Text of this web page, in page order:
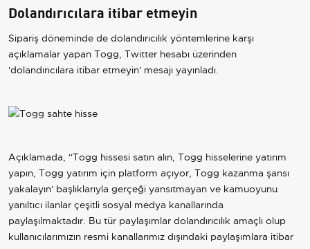
Dolandırıcılara itibar etmeyin
Sipariş döneminde de dolandırıcılık yöntemlerine karşı
açıklamalar yapan Togg, Twitter hesabı üzerinden
'dolandırıcılara itibar etmeyin' mesajı yayınladı.
Açıklamada, ''Togg hissesi satın alın, Togg hisselerine yatırım
yapın, Togg yatırım için platform açıyor, Togg kazanma şansı
yakalayın' başlıklarıyla gerçeği yansıtmayan ve kamuoyunu
yanıltıcı ilanlar çeşitli sosyal medya kanallarında
paylaşılmaktadır. Bu tür paylaşımlar dolandırıcılık amaçlı olup
kullanıcılarımızın resmi kanallarımız dışındaki paylaşımlara itibar